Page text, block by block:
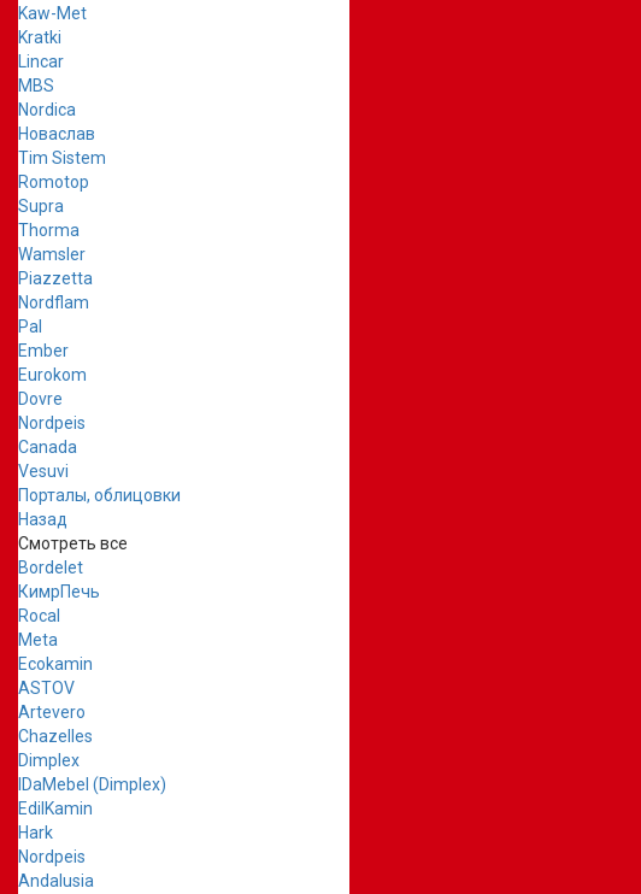
Kaw-Met
Kratki
Lincar
MBS
Nordica
Новаслав
Tim Sistem
Romotop
Supra
Thorma
Wamsler
Piazzetta
Nordflam
Pal
Ember
Eurokom
Dovre
Nordpeis
Canada
Vesuvi
Порталы, облицовки
Назад
Смотреть все
Bordelet
КимрПечь
Rocal
Meta
Ecokamin
ASTOV
Artevero
Chazelles
Dimplex
IDaMebel (Dimplex)
EdilKamin
Hark
Nordpeis
Andalusia